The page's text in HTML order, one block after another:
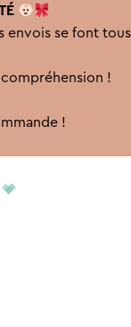
envois se font tous
!
!